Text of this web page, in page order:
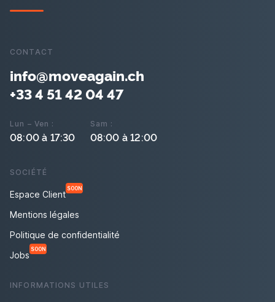
CONTACT
info@moveagain.ch
+33 4 51 42 04 47
Lun – Ven :
08:00 à 17:30
Sam :
08:00 à 12:00
SOCIÉTÉ
Espace Client
SOON
Mentions légales
Politique de confidentialité
Jobs
SOON
INFORMATIONS UTILES